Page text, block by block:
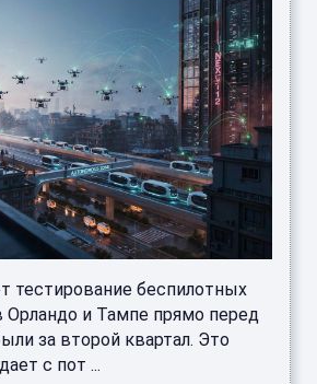
тестирование беспилотных
Орландо и Тампе прямо перед
за второй квартал. Это
с пот ...